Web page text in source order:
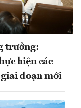
trưởng:
hiện các
đoạn mới